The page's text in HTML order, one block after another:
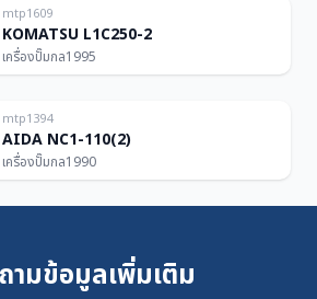
mtp1609
KOMATSU L1C250-2
เครื่องปั๊มกล1995
mtp1394
AIDA NC1-110(2)
เครื่องปั๊มกล1990
ามข้อมูลเพิ่มเติม